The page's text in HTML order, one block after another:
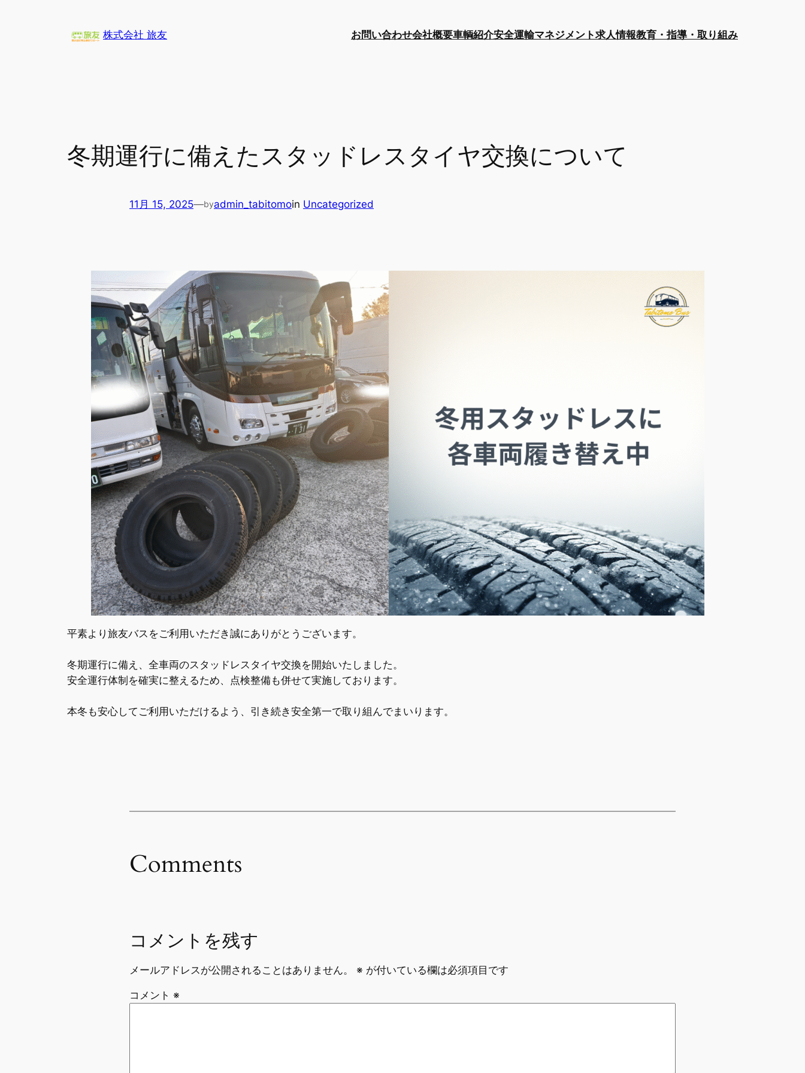
株式会社 旅友 お問い合わせ会社概要車輌紹介安全運輸マネジメント求人情報教育・指導・取り組み
冬期運行に備えたスタッドレスタイヤ交換について
11月 15, 2025—byadmin_tabitomoin Uncategorized
平素より旅友バスをご利用いただき誠にありがとうございます。
冬期運行に備え、全車両のスタッドレスタイヤ交換を開始いたしました。
安全運行体制を確実に整えるため、点検整備も併せて実施しております。
本冬も安心してご利用いただけるよう、引き続き安全第一で取り組んでまいります。
Comments
コメントを残す
メールアドレスが公開されることはありません。 ※ が付いている欄は必須項目です
コメント ※